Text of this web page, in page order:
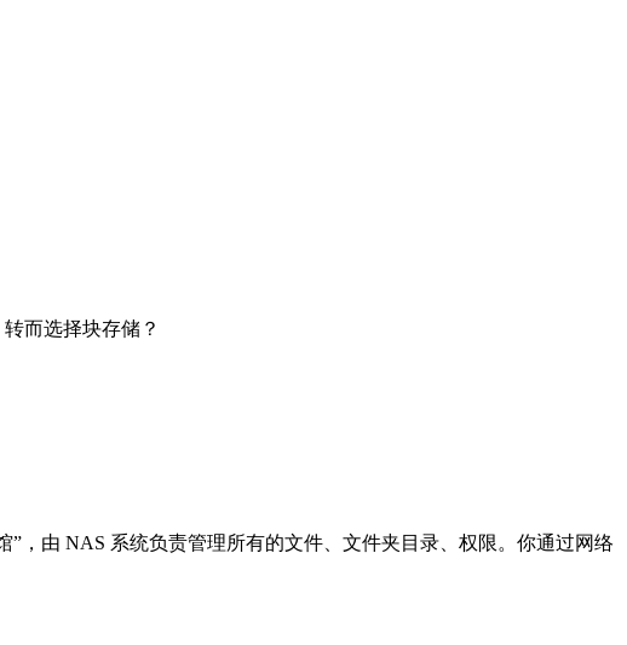
而选择块存储？
”，由 NAS 系统负责管理所有的文件、文件夹目录、权限。你通过网络